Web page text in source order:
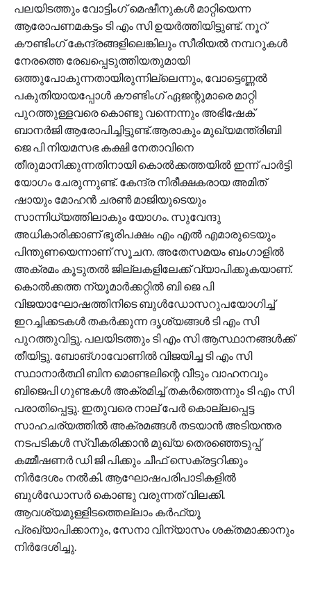
പലയിടത്തും വോട്ടിംഗ് മെഷീനുകൾ മാറ്റിയെന്ന
ആരോപണമകട്ടം ടി എം സി ഉയർത്തിയിട്ടുണ്ട്. നൂറ്
കൗണ്ടിംഗ് കേന്ദ്രങ്ങളിലെങ്കിലും സീരിയൽ നമ്പറുകൾ
നേരത്തെ രേഖപ്പെടുത്തിയതുമായി
ഒത്തുപോകുന്നതായിരുന്നില്ലെന്നും, വോട്ടെണ്ണൽ
പകുതിയായപ്പോൾ കൗണ്ടിംഗ് ഏജന്റുമാരെ മാറ്റി
പുറത്തുള്ളവരെ കൊണ്ടു വന്നെന്നും അഭിഷേക്
ബാനർജി ആരോപിച്ചിട്ടുണ്ട്.ആരാകും മുഖ്യമന്ത്രിബി
ജെ പി നിയമസഭ കക്ഷി നേതാവിനെ
തീരുമാനിക്കുന്നതിനായി കൊൽക്കത്തയിൽ ഇന്ന് പാർട്ടി
യോഗം ചേരുന്നുണ്ട്. കേന്ദ്ര നിരീക്ഷകരായ അമിത്
ഷായും മോഹൻ ചരൺ മാജിയുടെയും
സാന്നിധ്യത്തിലാകും യോഗം. സുവേന്ദു
അധികാരിക്കാണ് ഭൂരിപക്ഷം എം എൽ എമാരുടെയും
പിന്തുണയെന്നാണ് സൂചന. അതേസമയം ബം​ഗാളിൽ
അക്രമം കൂടുതൽ ജില്ലകളിലേക്ക് വ്യാപിക്കുകയാണ്.
കൊൽക്കത്ത ന്യൂമാർക്കറ്റിൽ ബി ജെ പി
വിജയാഘോഷത്തിനിടെ ബുൾഡോസറുപയോ​ഗിച്ച്
ഇറച്ചിക്കടകൾ തകർക്കുന്ന ദൃശ്യങ്ങൾ ടി എം സി
പുറത്തുവിട്ടു. പലയിടത്തും ടി എം സി ആസ്ഥാനങ്ങൾക്ക്
തീയിട്ടു. ബോങ്​ഗാവോണിൽ വിജയിച്ച ടി എം സി
സ്ഥാനാർത്ഥി ബിന മൊണ്ടലിന്റെ വീടും വാഹനവും
ബിജെപി ​ഗുണ്ടകൾ അക്രമിച്ച് തകർത്തെന്നും ടി എം സി
പരാതിപ്പെട്ടു. ഇതുവരെ നാല് പേർ കൊല്ലപ്പെട്ട
സാഹചര്യത്തിൽ അക്രമങ്ങൾ തടയാൻ അടിയന്തര
നടപടികൾ സ്വീകരിക്കാൻ മുഖ്യ തെരഞ്ഞെടുപ്പ്
കമ്മീഷണർ ഡി ജി പിക്കും ചീഫ് സെക്രട്ടറിക്കും
നിർദേശം നൽകി. ആഘോഷപരിപാടികളിൽ
ബുൾഡോസർ കൊണ്ടു വരുന്നത് വിലക്കി.
ആവശ്യമുള്ളിടത്തെല്ലാം കർഫ്യൂ
പ്രഖ്യാപിക്കാനും, സേനാ വിന്യാസം ശക്തമാക്കാനും
നിർദേശിച്ചു.